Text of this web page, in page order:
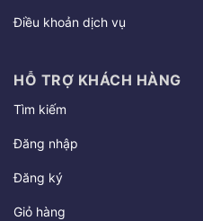
Điều khoản dịch vụ
HỖ TRỢ KHÁCH HÀNG
Tìm kiếm
Đăng nhập
Đăng ký
Giỏ hàng